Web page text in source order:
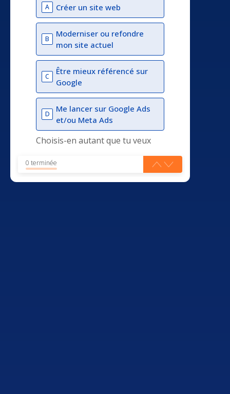
A Créer un site web
B
Moderniser ou refondre
mon site actuel
C
Être mieux référencé sur
Google
D
Me lancer sur Google Ads
et/ou Meta Ads
Choisis-en autant que tu veux
0 terminée